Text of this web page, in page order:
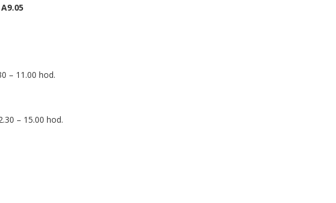
A9.05
– 11.00 hod.
– 15.00 hod.